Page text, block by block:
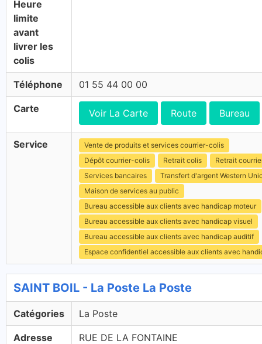
Heure
limite
avant
livrer les
colis
Téléphone 01 55 44 00 00
Carte Voir La Carte Route Bureau
Service
Vente de produits et services courrier-colis
Dépôt courrier-colis
Retrait colis
Retrait
Services bancaires
Transfert d'argent Western
Maison de services au public
Bureau accessible aux clients avec handicap moteur
Bureau accessible aux clients avec handicap visuel
Bureau accessible aux clients avec handicap auditif
Espace confidentiel accessible aux clients avec
SAINT BOIL - La Poste La Poste
Catégories La Poste
Adresse
RUE DE LA FONTAINE